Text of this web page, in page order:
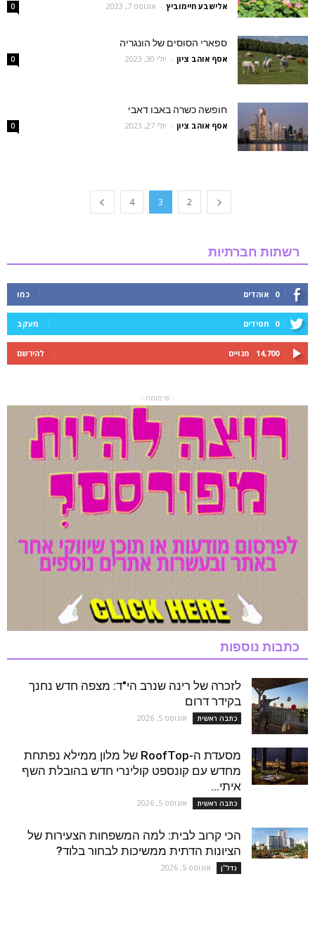
‫אלישבע חיימוביץ - אוגוסט 7, 2023 0
ספארי הסוסים של הונגריה
אסף אוהב ציון - יולי 30, 2023 0
חופשה כשרה באבו דאבי
אסף אוהב ציון - יולי 27, 2023 0
2
3
4
רשתות חברתיות
0 אוהדים כמו
0 חסידים מעקב
14,700 מנויים להירשם
- פרסומת -
כתבות נוספות
לזכרה של רינה שנרב הי"ד: מצפה חדש נחנך
בקידר דרום
כתבה ראשית אוגוסט 5, 2026
מסעדת ה-RoofTop של מלון ממילא נפתחת
מחדש עם קונספט קולינרי חדש בהובלת השף
איתי...
כתבה ראשית אוגוסט 5, 2026
הכי קרוב לבית: למה המשפחות הצעירות של
הציונות הדתית ממשיכות לבחור בלוד?
נדל''ן אוגוסט 5, 2026